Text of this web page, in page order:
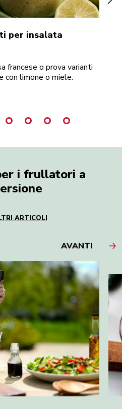
per insalata
francese o prova varianti
con limone o miele.
i frullatori a
ARTICOLI
AVANTI